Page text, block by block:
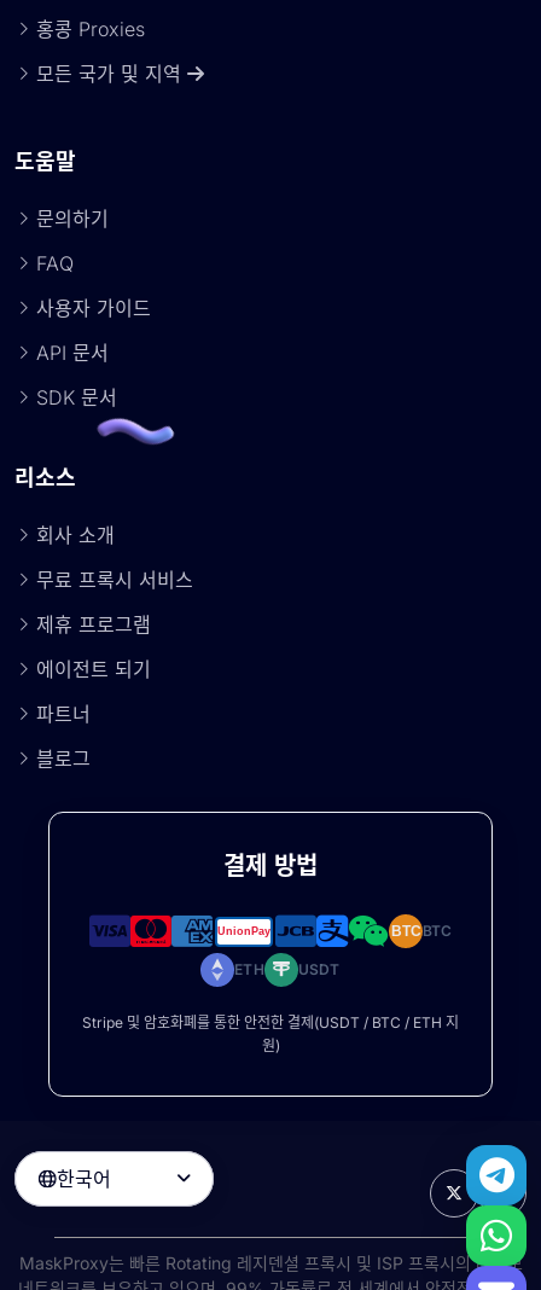
홍콩 Proxies
모든 국가 및 지역
도움말
문의하기
FAQ
사용자 가이드
API 문서
SDK 문서
리소스
회사 소개
무료 프록시 서비스
제휴 프로그램
에이전트 되기
파트너
블로그
결제 방법
BTCBTC
ETH USDT
Stripe 및 암호화폐를 통한 안전한 결제(USDT / BTC / ETH 지
원)
한국어 
MaskProxy는 빠른 Rotating 레지덴셜 프록시 및 ISP 프록시의 대규모